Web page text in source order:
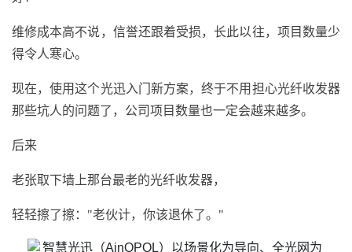
维修成本高不说，信誉还跟着受损，长此以往，项目数量少
得令人寒心。
现在，使用这个光迅入门新方案，终于不用担心光纤收发器
那些坑人的问题了，公司项目数量也一定会越来越多。
后来
老张取下墙上那台最老的光纤收发器，
轻轻擦了擦："老伙计，你该退休了。"